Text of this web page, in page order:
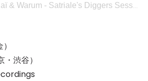
Warum - Satriale's Diggers Session - 10/02
渋谷）